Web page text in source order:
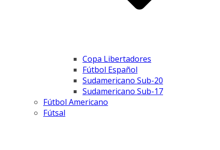
Copa Libertadores
Fútbol Español
Sudamericano Sub-20
Sudamericano Sub-17
Fútbol Americano
Fútsal